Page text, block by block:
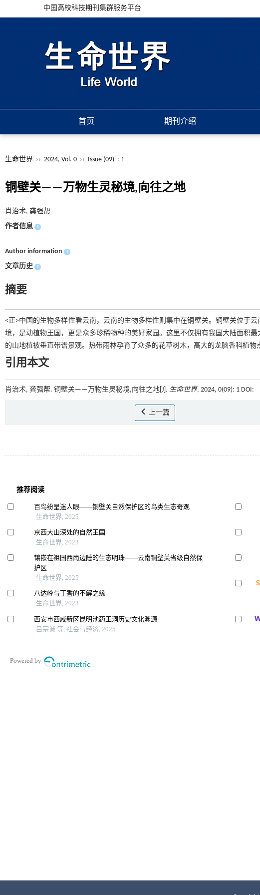
中国高校科技期刊集群服务平台
首页 期刊介绍
生命世界 ›› 2024, Vol. 0 ›› Issue (09) : 1
铜壁关——万物生灵秘境,向往之地
肖治术, 龚强帮
作者信息 +
Author information +
文章历史 +
摘要
<正>中国的生物多样性看云南，云南的生物多样性则集中在铜壁关。铜壁关位于
境，是动植物王国，更是众多珍稀物种的美好家园。这里不仅拥有我国大陆面积
的山地植被垂直带谱景观。热带雨林孕育了众多的花草树木，高大的龙脑香科植
引用本文
肖治术, 龚强帮. 铜壁关——万物生灵秘境,向往之地[J]. 生命世界, 2024, 0(09): 1 DOI:
上一篇